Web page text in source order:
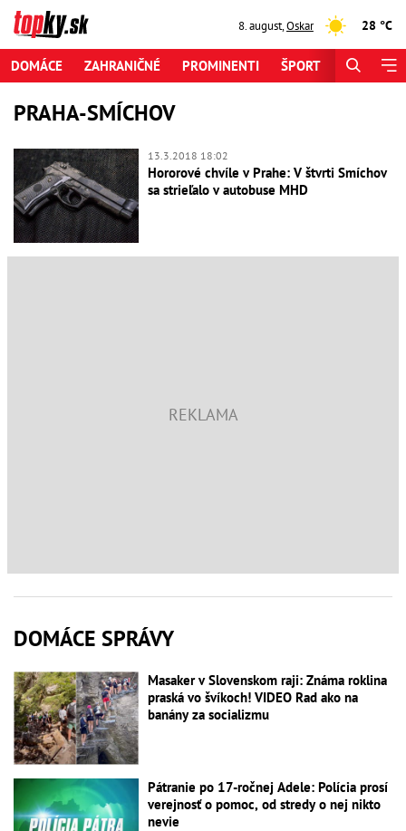
8. august,Oskar 28 °C
DOMÁCE ZAHRANIČNÉ PROMINENTI ŠPORT
PRAHA-SMÍCHOV
13.3.2018 18:02
Hororové chvíle v Prahe: V štvrti Smíchov
sa strieľalo v autobuse MHD
DOMÁCE SPRÁVY
Masaker v Slovenskom raji: Známa roklina
praská vo švíkoch! VIDEO Rad ako na
banány za socializmu
Pátranie po 17-ročnej Adele: Polícia prosí
verejnosť o pomoc, od stredy o nej nikto
nevie